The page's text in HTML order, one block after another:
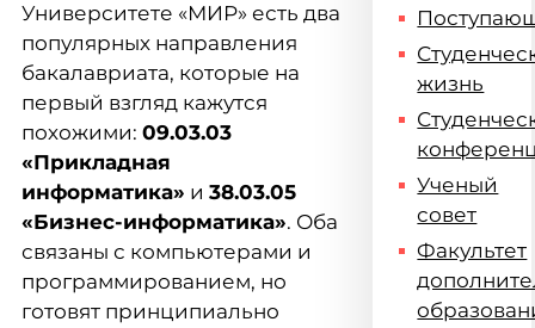
Университете «МИР» есть два
популярных направления
бакалавриата, которые на
первый взгляд кажутся
похожими: 09.03.03
«Прикладная
информатика» и 38.03.05
«Бизнес-информатика». Оба
связаны с компьютерами и
программированием, но
готовят принципиально
жизнь
Ученый
совет
Факультет